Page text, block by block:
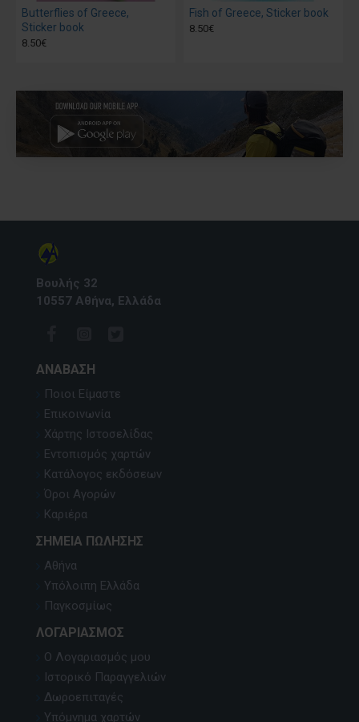
Butterflies of Greece,
Sticker book
8.50€
Fish of Greece, Sticker book
8.50€
Βουλής 32
10557 Αθήνα, Ελλάδα
ΑΝΆΒΑΣΗ
Ποιοι Είμαστε
Επικοινωνία
Χάρτης Ιστοσελίδας
Εντοπισμός χαρτών
Κατάλογος εκδόσεων
Όροι Αγορών
Καριέρα
ΣΗΜΕΊΑ ΠΏΛΗΣΗΣ
Αθήνα
Υπόλοιπη Ελλάδα
Παγκοσμίως
ΛΟΓΑΡΙΑΣΜΌΣ
Ο Λογαριασμός μου
Ιστορικό Παραγγελιών
Δωροεπιταγές
Υπόμνημα χαρτών